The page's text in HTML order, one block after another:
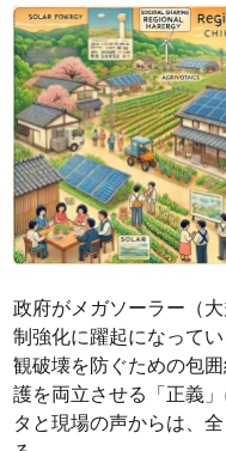
政府がメガソーラー（
制強化に躍起になって
観破壊を防ぐための包
護を両立させる「正義
タと現場の声からは、